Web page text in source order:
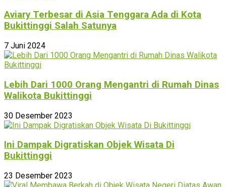
Aviary Terbesar di Asia Tenggara Ada di Kota
Bukittinggi Salah Satunya
7 Juni 2024
Lebih Dari 1000 Orang Mengantri di Rumah Dinas
Walikota Bukittinggi
30 Desember 2023
Ini Dampak Digratiskan Objek Wisata Di
Bukittinggi
23 Desember 2023